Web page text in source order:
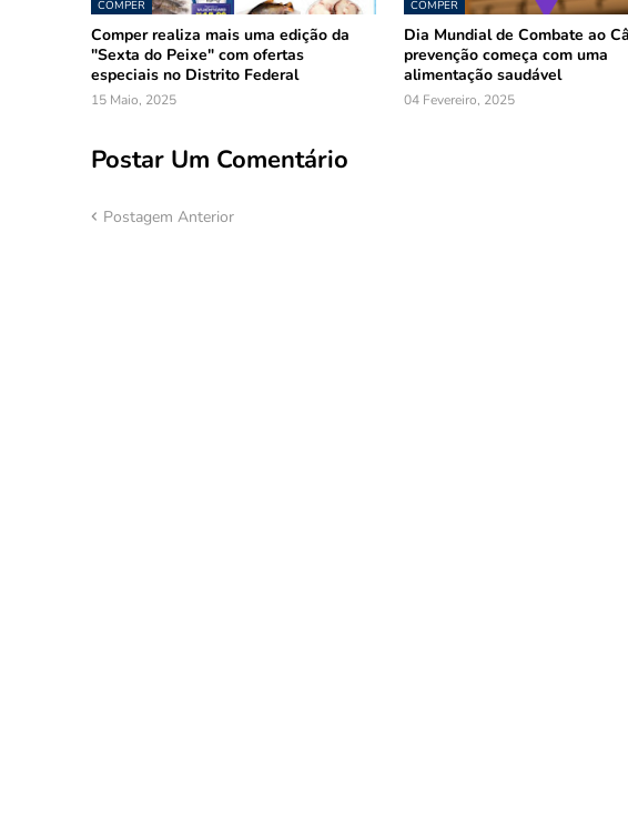
COMPER
Comper realiza mais uma edição da
"Sexta do Peixe" com ofertas
especiais no Distrito Federal
15 Maio, 2025
COMPER
Dia Mundial de Combate ao
prevenção começa com uma
alimentação saudável
04 Fevereiro, 2025
Postar Um Comentário
Postagem Anterior